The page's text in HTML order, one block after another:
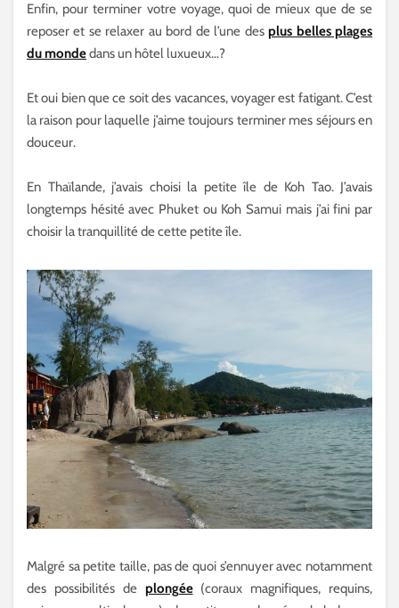
Enfin, pour terminer votre voyage, quoi de mieux que de se
reposer et se relaxer au bord de l’une desplus belles plages
du mondedans un hôtel luxueux…?
Et oui bien que ce soit des vacances, voyager est fatigant. C’est
la raison pour laquelle j’aime toujours terminer mes séjours en
douceur.
En Thaïlande, j’avais choisi la petite île de Koh Tao. J’avais
longtemps hésité avec Phuket ou Koh Samui mais j’ai fini par
choisir la tranquillité de cette petite île.
Malgré sa petite taille, pas de quoi s’ennuyer avec notamment
des possibilités de plongée(coraux magnifiques, requins,